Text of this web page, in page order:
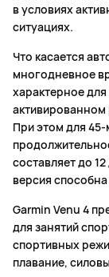
в условиях
ситуациях.
Что касается
многодневное
характерное
При этом для
составляет до
версия
Garmin Venu 4
для занятий
спортивных
плавание,